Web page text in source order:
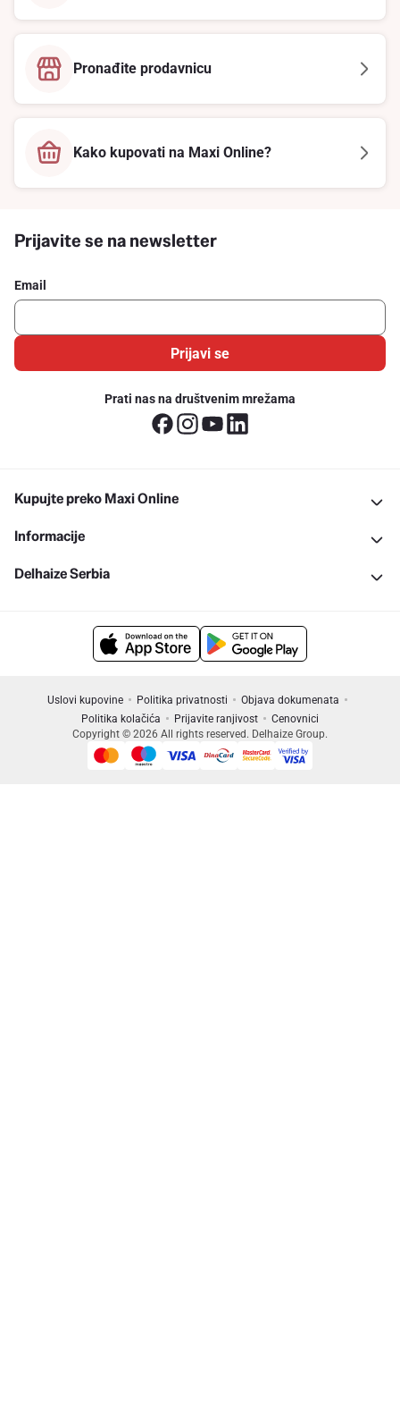
Pronađite prodavnicu
Kako kupovati na Maxi Online?
Prijavite se na newsletter
Email
Prijavi se
Prati nas na društvenim mrežama
Kupujte preko Maxi Online
Informacije
Delhaize Serbia
Uslovi kupovine Politika privatnosti
Objava dokumenata
Politika kolačića
Prijavite ranjivost
Cenovnici
Copyright © 2026 All rights reserved. Delhaize Group.